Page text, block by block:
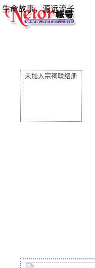
生命故事，源远流长
未加入宗祠联络册